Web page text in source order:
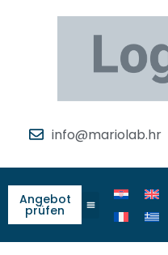
info@mariolab.hr
Angebot
prüfen